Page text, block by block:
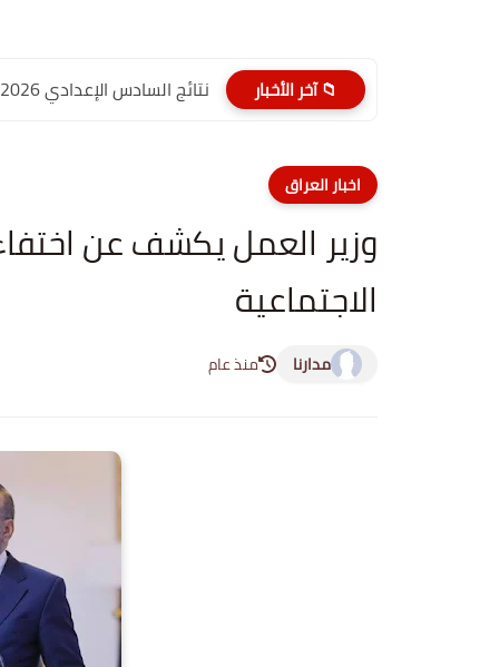
📁 آخر الأخبار نتائج السادس الإعدادي 2026 الدور الأول PDF الديوانية | موقع...
اخبار العراق
الاجتماعية
مدارنا منذ عام